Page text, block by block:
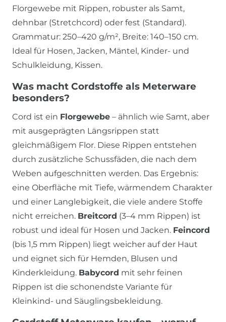
Florgewebe mit Rippen, robuster als Samt,
dehnbar (Stretchcord) oder fest (Standard).
Grammatur: 250–420 g/m², Breite: 140–150 cm.
Ideal für Hosen, Jacken, Mäntel, Kinder- und
Schulkleidung, Kissen.
Was macht Cordstoffe als Meterware
besonders?
Cord ist ein Florgewebe – ähnlich wie Samt, aber
mit ausgeprägten Längsrippen statt
gleichmäßigem Flor. Diese Rippen entstehen
durch zusätzliche Schussfäden, die nach dem
Weben aufgeschnitten werden. Das Ergebnis:
eine Oberfläche mit Tiefe, wärmendem Charakter
und einer Langlebigkeit, die viele andere Stoffe
nicht erreichen. Breitcord (3–4 mm Rippen) ist
robust und ideal für Hosen und Jacken. Feincord
(bis 1,5 mm Rippen) liegt weicher auf der Haut
und eignet sich für Hemden, Blusen und
Kinderkleidung. Babycord mit sehr feinen
Rippen ist die schonendste Variante für
Kleinkind- und Säuglingsbekleidung.